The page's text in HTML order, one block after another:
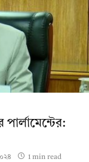
1 min read